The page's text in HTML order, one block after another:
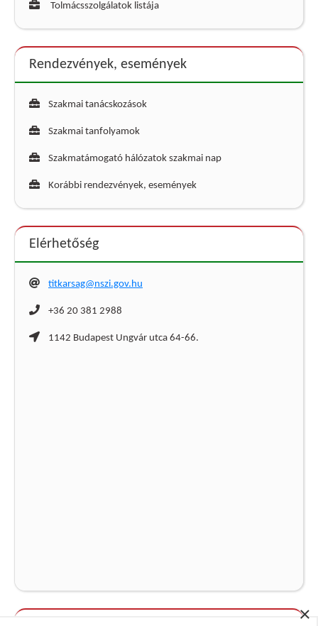
×
Tolmácsszolgálatok listája
Rendezvények, események
Szakmai tanácskozások
Szakmai tanfolyamok
Szakmatámogató hálózatok szakmai nap
Korábbi rendezvények, események
Elérhetőség
titkarsag@nszi.gov.hu
+36 20 381 2988
1142 Budapest Ungvár utca 64-66.